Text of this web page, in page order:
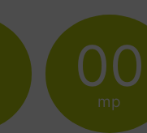
00
mp